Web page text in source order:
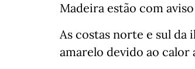
Madeira estão com
As costas norte e sul da
amarelo devido ao calor